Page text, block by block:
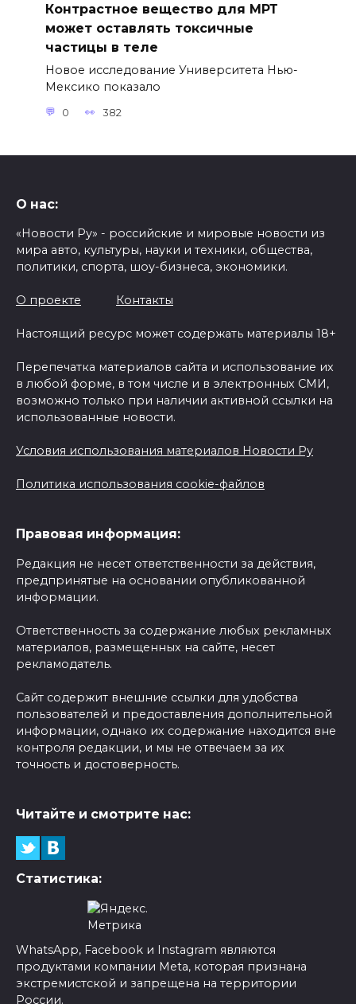
Контрастное вещество для МРТ
может оставлять токсичные
частицы в теле
Новое исследование Университета Нью-
Мексико показало
0 382
О нас:
«Новости Ру» - российские и мировые новости из
мира авто, культуры, науки и техники, общества,
политики, спорта, шоу-бизнеса, экономики.
О проекте Контакты
Настоящий ресурс может содержать материалы 18+
Перепечатка материалов сайта и использование их
в любой форме, в том числе и в электронных СМИ,
возможно только при наличии активной ссылки на
использованные новости.
Условия использования материалов Новости Ру
Политика использования cookie-файлов
Правовая информация:
Редакция не несет ответственности за действия,
предпринятые на основании опубликованной
информации.
Ответственность за содержание любых рекламных
материалов, размещенных на сайте, несет
рекламодатель.
Сайт содержит внешние ссылки для удобства
пользователей и предоставления дополнительной
информации, однако их содержание находится вне
контроля редакции, и мы не отвечаем за их
точность и достоверность.
Читайте и смотрите нас:
Статистика:
WhatsApp, Facebook и Instagram являются
продуктами компании Meta, которая признана
экстремистской и запрещена на территории
России.